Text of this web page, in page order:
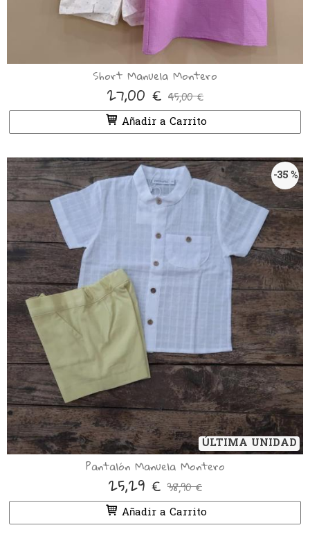
Short Manuela Montero
27,00 € 45,00 €
Añadir a Carrito
ÚLTIMA UNIDAD
-35 %
Pantalón Manuela Montero
25,29 € 38,90 €
Añadir a Carrito